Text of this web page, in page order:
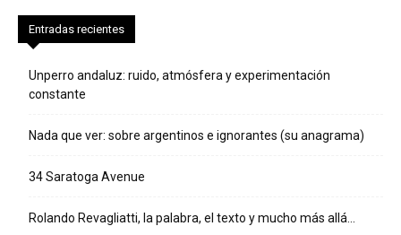
Entradas recientes
Unperro andaluz: ruido, atmósfera y experimentación
constante
Nada que ver: sobre argentinos e ignorantes (su anagrama)
34 Saratoga Avenue
Rolando Revagliatti, la palabra, el texto y mucho más allá…